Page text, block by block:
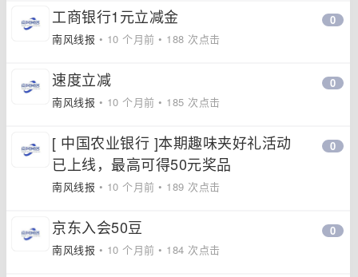
工商银行1元立减金
南风线报 • 10 个月前 • 188 次点击
0
速度立减
南风线报 • 10 个月前 • 185 次点击
0
[ 中国农业银行 ]本期趣味夹好礼活动
已上线，最高可得50元奖品
南风线报 • 10 个月前 • 189 次点击
0
京东入会50豆
南风线报 • 10 个月前 • 184 次点击
0